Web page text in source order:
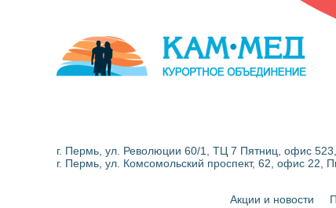
г. Пермь, ул. Революции 60/1, ТЦ 7 Пятниц, офис
г. Пермь, ул. Комсомольский проспект, 62, офис 22,
Акции и новости